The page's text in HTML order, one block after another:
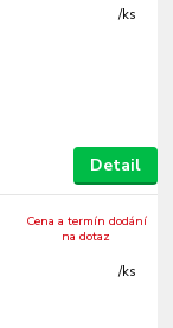
/ks
Detail
/ks
Cena a termín dodání
na dotaz